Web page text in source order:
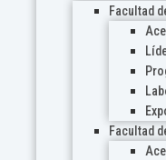
Facultad
Facultad